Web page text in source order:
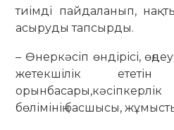
тиімді пайдаланып,
асыруды тапсырды.
– Өнеркәсіп өндірісі,
жетекшілік
бөлімінің басшысы,